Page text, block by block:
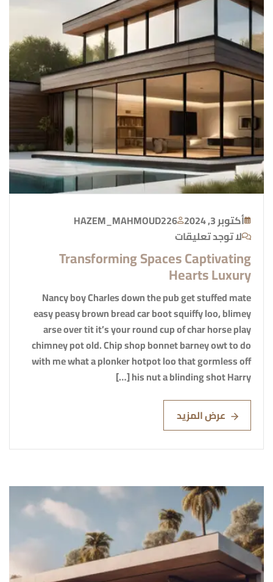
أكتوبر 3, 2024
HAZEM_MAHMOUD226
لا توجد تعليقات
Transforming Spaces Captivating
Hearts Luxury
Nancy boy Charles down the pub get stuffed mate
easy peasy brown bread car boot squiffy loo, blimey
arse over tit it’s your round cup of char horse play
chimney pot old. Chip shop bonnet barney owt to do
with me what a plonker hotpot loo that gormless off
his nut a blinding shot Harry […]
عرض المزيد
Read More